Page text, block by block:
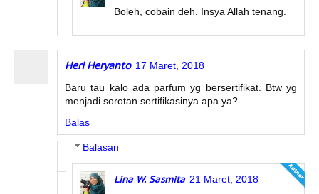
Boleh, cobain deh. Insya Allah tenang.
Heri Heryanto 17 Maret, 2018
Baru tau kalo ada parfum yg bersertifikat. Btw yg
menjadi sorotan sertifikasinya apa ya?
Balas
Balasan
Lina W. Sasmita 21 Maret, 2018